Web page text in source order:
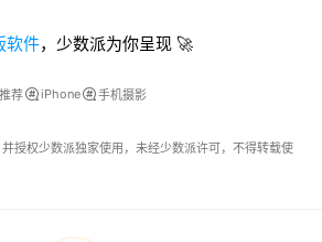
软件，少数派为你呈现 🚀
荐 iPhone
手机摄影
授权少数派独家使用，未经少数派许可，不得转载使